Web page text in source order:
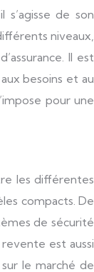
s’agisse de son
niveaux,
Il est
besoins et au
pour une
les différentes
compacts. De
de sécurité
est aussi
le marché de